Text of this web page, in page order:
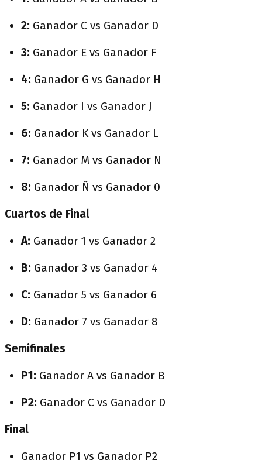
2: Ganador C vs Ganador D
3: Ganador E vs Ganador F
4: Ganador G vs Ganador H
5: Ganador I vs Ganador J
6: Ganador K vs Ganador L
7: Ganador M vs Ganador N
8: Ganador Ñ vs Ganador 0
Cuartos de Final
A: Ganador 1 vs Ganador 2
B: Ganador 3 vs Ganador 4
C: Ganador 5 vs Ganador 6
D: Ganador 7 vs Ganador 8
Semifinales
P1: Ganador A vs Ganador B
P2: Ganador C vs Ganador D
Final
Ganador P1 vs Ganador P2